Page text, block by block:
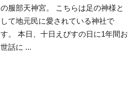
の服部天神宮。 こちらは足の神様と
して地元民に愛されている神社で
す。 本日、十日えびすの日に1年間お
世話に ...